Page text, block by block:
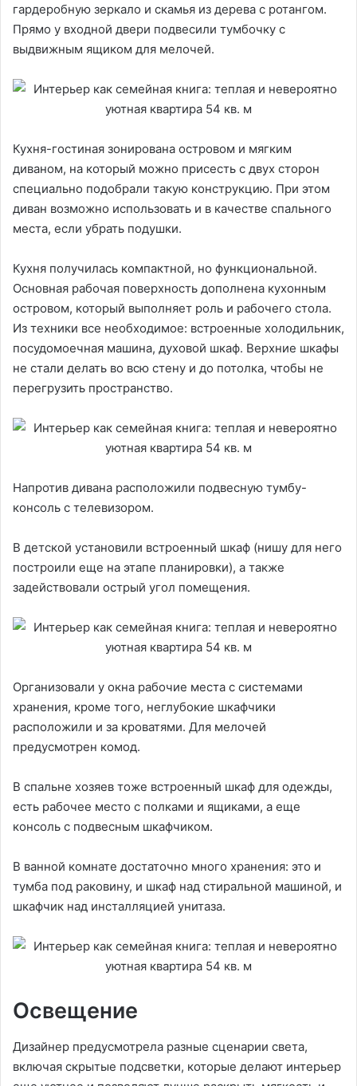
гардеробную зеркало и скамья из дерева с ротангом.
Прямо у входной двери подвесили тумбочку с
выдвижным ящиком для мелочей.
Кухня-гостиная зонирована островом и мягким
диваном, на который можно присесть с двух сторон
специально подобрали такую конструкцию. При этом
диван возможно использовать и в качестве спального
места, если убрать подушки.
Кухня получилась компактной, но функциональной.
Основная рабочая поверхность дополнена кухонным
островом, который выполняет роль и рабочего стола.
Из техники все необходимое: встроенные холодильник,
посудомоечная машина, духовой шкаф. Верхние шкафы
не стали делать во всю стену и до потолка, чтобы не
перегрузить пространство.
Напротив дивана расположили подвесную тумбу-
консоль с телевизором.
В детской установили встроенный шкаф (нишу для него
построили еще на этапе планировки), а также
задействовали острый угол помещения.
Организовали у окна рабочие места с системами
хранения, кроме того, неглубокие шкафчики
расположили и за кроватями. Для мелочей
предусмотрен комод.
В спальне хозяев тоже встроенный шкаф для одежды,
есть рабочее место с полками и ящиками, а еще
консоль с подвесным шкафчиком.
В ванной комнате достаточно много хранения: это и
тумба под раковину, и шкаф над стиральной машиной, и
шкафчик над инсталляцией унитаза.
Освещение
Дизайнер предусмотрела разные сценарии света,
включая скрытые подсветки, которые делают интерьер